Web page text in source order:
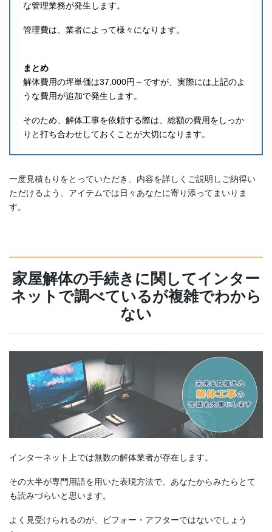
な管理業務が発生します。
管理費は、業者によって様々になります。
まとめ
解体費用の坪単価は37,000円～ですが、実際には上記のよ
うな費用が追加で発生します。
そのため、解体工事を依頼する際は、総額の費用をしっか
りと打ち合わせしておくことが大切になります。
一度見積もりをとっていただき、内容を詳しくご説明しご納得い
ただけるよう、アイテムでは日々あなたに寄り添ってまいりま
す。
家屋解体の手続きに関してインター
ネットで調べているが複雑でわから
ない
インターネット上では無数の解体業者が存在します。
その大半が専門用語を用いた表現方法で、あなたからみたらとて
も読みづらいと思います。
よく見受けられるのが、ビフォー・アフターではないでしょう